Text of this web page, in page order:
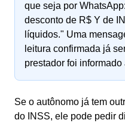
que seja por
desconto de R$ Y de
líquidos." Uma
leitura confirmada já
prestador foi
Se o autônomo já tem
do INSS, ele pode pedir